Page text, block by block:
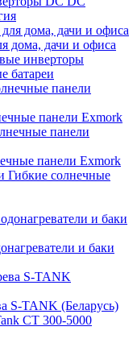
дома, дачи и офиса
инверторы
батареи
панели Exmork
панели Exmork
Гибкие солнечные
и баки
S-TANK (Беларусь)